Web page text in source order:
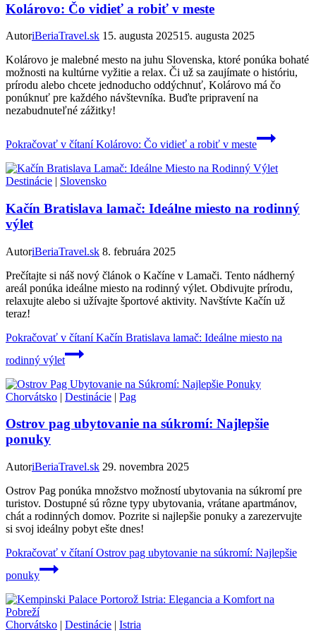
Kolárovo: Čo vidieť a robiť v meste
AutoriBeriaTravel.sk 15. augusta 202515. augusta 2025
Kolárovo je malebné mesto na juhu Slovenska, ktoré ponúka bohaté
možnosti na kultúrne vyžitie a relax. Či už sa zaujímate o históriu,
prírodu alebo chcete jednoducho oddýchnuť, Kolárovo má čo
ponúknuť pre každého návštevníka. Buďte pripravení na
nezabudnuteľné zážitky!
Pokračovať v čítaníKolárovo: Čo vidieť a robiť v meste
Destinácie | Slovensko
Kačín Bratislava lamač: Ideálne miesto na rodinný
výlet
AutoriBeriaTravel.sk 8. februára 2025
Prečítajte si náš nový článok o Kačíne v Lamači. Tento nádherný
areál ponúka ideálne miesto na rodinný výlet. Obdivujte prírodu,
relaxujte alebo si užívajte športové aktivity. Navštívte Kačín už
teraz!
Pokračovať v čítaníKačín Bratislava lamač: Ideálne miesto na
rodinný výlet
Chorvátsko | Destinácie | Pag
Ostrov pag ubytovanie na súkromí: Najlepšie
ponuky
AutoriBeriaTravel.sk 29. novembra 2025
Ostrov Pag ponúka množstvo možností ubytovania na súkromí pre
turistov. Dostupné sú rôzne typy ubytovania, vrátane apartmánov,
chát a rodinných domov. Pozrite si najlepšie ponuky a zarezervujte
si svoj ideálny pobyt ešte dnes!
Pokračovať v čítaníOstrov pag ubytovanie na súkromí: Najlepšie
ponuky
Chorvátsko | Destinácie | Istria